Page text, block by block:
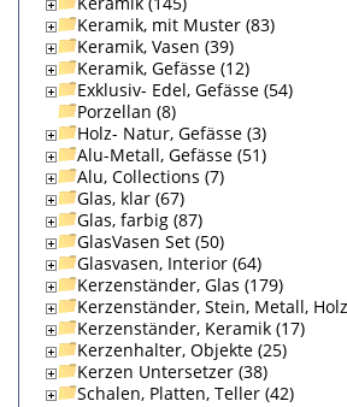
Keramik, mit Muster (83)
Keramik, Vasen (39)
Keramik, Gefässe (12)
Exklusiv- Edel, Gefässe (54)
Porzellan (8)
Holz- Natur, Gefässe (3)
Alu-Metall, Gefässe (51)
Alu, Collections (7)
Glas, klar (67)
Glas, farbig (87)
GlasVasen Set (50)
Glasvasen, Interior (64)
Kerzenständer, Glas (179)
Kerzenständer, Stein, Metall,
Kerzenständer, Keramik (17)
Kerzenhalter, Objekte (25)
Kerzen Untersetzer (38)
Schalen, Platten, Teller (42)